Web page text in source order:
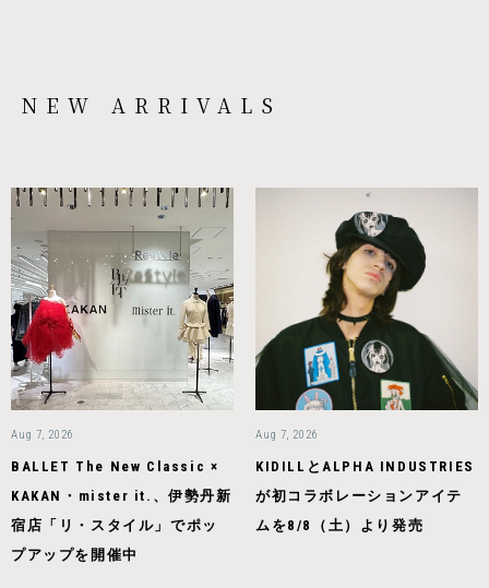
NEW ARRIVALS
Aug 7, 2026
BALLET The New Classic ×
KAKAN・mister it.、伊勢丹新
宿店「リ・スタイル」でポッ
プアップを開催中
Aug 7, 2026
KIDILLとALPHA INDUSTRIES
が初コラボレーションアイテ
ムを8/8（土）より発売